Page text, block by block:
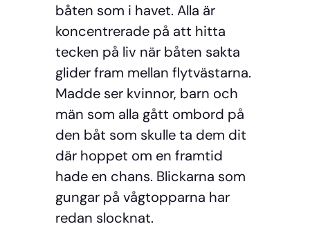
båten som i havet. Alla är
koncentrerade på att hitta
tecken på liv när båten sakta
glider fram mellan flytvästarna.
Madde ser kvinnor, barn och
män som alla gått ombord på
den båt som skulle ta dem dit
där hoppet om en framtid
hade en chans. Blickarna som
gungar på vågtopparna har
redan slocknat.